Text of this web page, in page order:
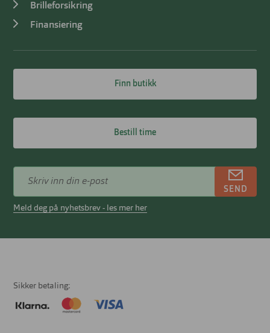
Brilleforsikring
Finansiering
Finn butikk
Bestill time
SEND
Meld deg på nyhetsbrev - les mer her
Sikker betaling